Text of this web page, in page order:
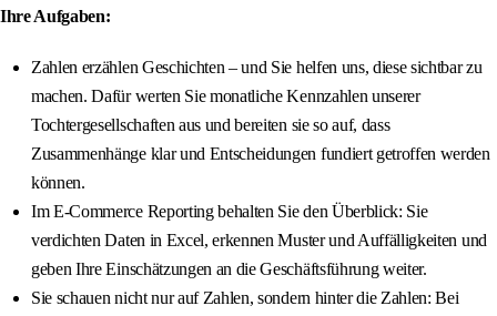
Ihre Aufgaben:
Zahlen erzählen Geschichten – und Sie helfen uns, diese sichtbar zu
machen. Dafür werten Sie monatliche Kennzahlen unserer
Tochtergesellschaften aus und bereiten sie so auf, dass
Zusammenhänge klar und Entscheidungen fundiert getroffen werden
können.
Im E-Commerce Reporting behalten Sie den Überblick: Sie
verdichten Daten in Excel, erkennen Muster und Auffälligkeiten und
geben Ihre Einschätzungen an die Geschäftsführung weiter.
Sie schauen nicht nur auf Zahlen, sondern hinter die Zahlen: Bei